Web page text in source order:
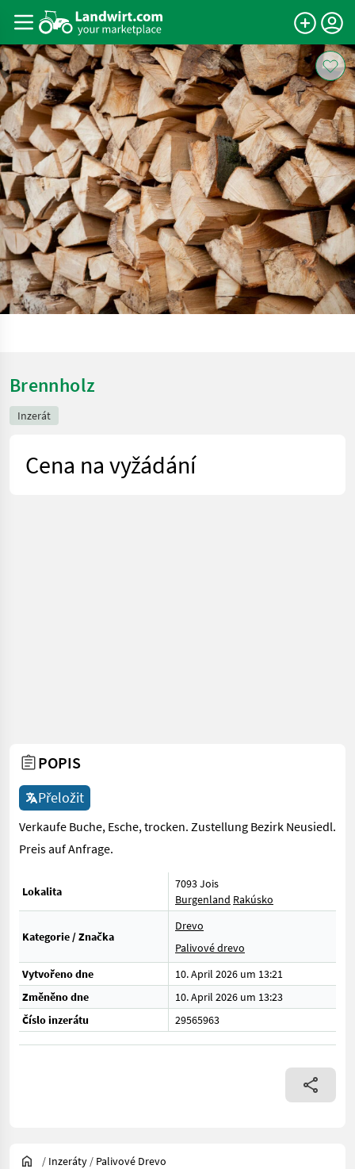
Brennholz
Inzerát
Cena na vyžádání
POPIS
Přeložit
Verkaufe Buche, Esche, trocken. Zustellung Bezirk Neusiedl.
Preis auf Anfrage.
Lokalita
7093 Jois
Burgenland Rakúsko
Kategorie / Značka
Drevo
Palivové drevo
Vytvořeno dne
10. April 2026 um 13:21
Změněno dne
10. April 2026 um 13:23
Číslo inzerátu
29565963
/ Inzeráty / Palivové Drevo